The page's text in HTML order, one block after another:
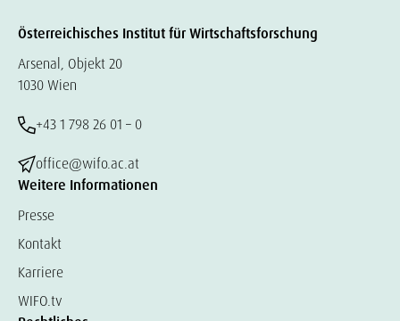
Österreichisches Institut für Wirtschaftsforschung
Arsenal, Objekt 20
1030 Wien
+43 1 798 26 01 – 0
office@wifo.ac.at
Weitere Informationen
Presse
Kontakt
Karriere
WIFO.tv